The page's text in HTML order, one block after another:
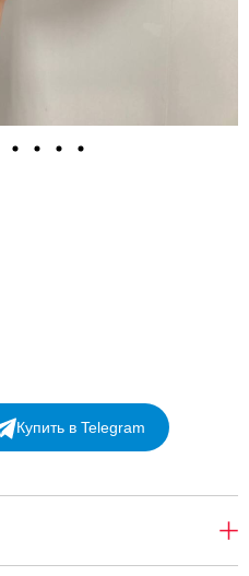
Купить в Telegram